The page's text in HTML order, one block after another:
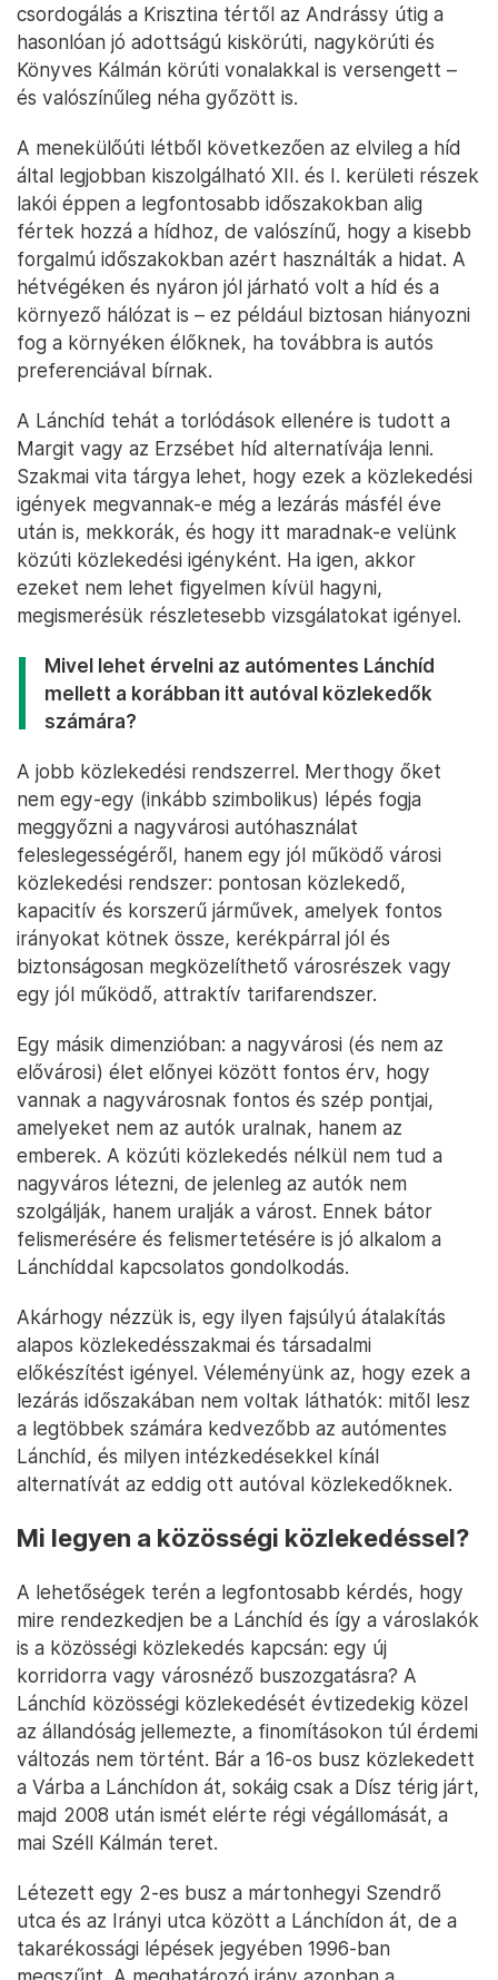
csordogálás a Krisztina tértől az Andrássy útig a
hasonlóan jó adottságú kiskörúti, nagykörúti és
Könyves Kálmán körúti vonalakkal is versengett –
és valószínűleg néha győzött is.
A menekülőúti létből következően az elvileg a híd
által legjobban kiszolgálható XII. és I. kerületi részek
lakói éppen a legfontosabb időszakokban alig
fértek hozzá a hídhoz, de valószínű, hogy a kisebb
forgalmú időszakokban azért használták a hidat. A
hétvégéken és nyáron jól járható volt a híd és a
környező hálózat is – ez például biztosan hiányozni
fog a környéken élőknek, ha továbbra is autós
preferenciával bírnak.
A Lánchíd tehát a torlódások ellenére is tudott a
Margit vagy az Erzsébet híd alternatívája lenni.
Szakmai vita tárgya lehet, hogy ezek a közlekedési
igények megvannak-e még a lezárás másfél éve
után is, mekkorák, és hogy itt maradnak-e velünk
közúti közlekedési igényként. Ha igen, akkor
ezeket nem lehet figyelmen kívül hagyni,
megismerésük részletesebb vizsgálatokat igényel.
Mivel lehet érvelni az autómentes Lánchíd
mellett a korábban itt autóval közlekedők
számára?
A jobb közlekedési rendszerrel. Merthogy őket
nem egy-egy (inkább szimbolikus) lépés fogja
meggyőzni a nagyvárosi autóhasználat
feleslegességéről, hanem egy jól működő városi
közlekedési rendszer: pontosan közlekedő,
kapacitív és korszerű járművek, amelyek fontos
irányokat kötnek össze, kerékpárral jól és
biztonságosan megközelíthető városrészek vagy
egy jól működő, attraktív tarifarendszer.
Egy másik dimenzióban: a nagyvárosi (és nem az
elővárosi) élet előnyei között fontos érv, hogy
vannak a nagyvárosnak fontos és szép pontjai,
amelyeket nem az autók uralnak, hanem az
emberek. A közúti közlekedés nélkül nem tud a
nagyváros létezni, de jelenleg az autók nem
szolgálják, hanem uralják a várost. Ennek bátor
felismerésére és felismertetésére is jó alkalom a
Lánchíddal kapcsolatos gondolkodás.
Akárhogy nézzük is, egy ilyen fajsúlyú átalakítás
alapos közlekedésszakmai és társadalmi
előkészítést igényel. Véleményünk az, hogy ezek a
lezárás időszakában nem voltak láthatók: mitől lesz
a legtöbbek számára kedvezőbb az autómentes
Lánchíd, és milyen intézkedésekkel kínál
alternatívát az eddig ott autóval közlekedőknek.
Mi legyen a közösségi közlekedéssel?
A lehetőségek terén a legfontosabb kérdés, hogy
mire rendezkedjen be a Lánchíd és így a városlakók
is a közösségi közlekedés kapcsán: egy új
korridorra vagy városnéző buszozgatásra? A
Lánchíd közösségi közlekedését évtizedekig közel
az állandóság jellemezte, a finomításokon túl érdemi
változás nem történt. Bár a 16-os busz közlekedett
a Várba a Lánchídon át, sokáig csak a Dísz térig járt,
majd 2008 után ismét elérte régi végállomását, a
mai Széll Kálmán teret.
Létezett egy 2-es busz a mártonhegyi Szendrő
utca és az Irányi utca között a Lánchídon át, de a
takarékossági lépések jegyében 1996-ban